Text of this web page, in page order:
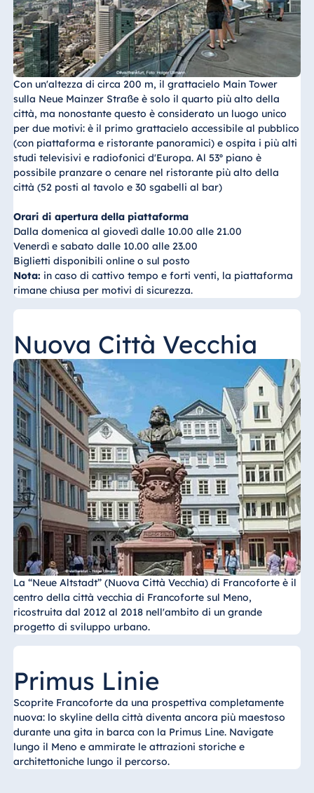
Hotel Plaza
Tirana
Resort Marina
Bay
Bulgaria
Hotel Paradise
Blue Albena
Hotel Amelia
Cina
Hotel Taicang
Garden
Hotel &
Center Taicang
Italia
Resort Calabria
Malta
Antonine Hotel &
Spa Malta
Mauritius
Resort & Spa
Mauritius
Con un'altezza di circa 200 m, il grattacielo Main Tower
sulla Neue Mainzer Straße è solo il quarto più alto della
città, ma nonostante questo è considerato un luogo unico
per due motivi: è il primo grattacielo accessibile al pubblico
(con piattaforma e ristorante panoramici) e ospita i più alti
studi televisivi e radiofonici d'Europa. Al 53º piano è
possibile pranzare o cenare nel ristorante più alto della
città (52 posti al tavolo e 30 sgabelli al bar)
Orari di apertura della piattaforma
Dalla domenica al giovedì dalle 10.00 alle 21.00
Venerdì e sabato dalle 10.00 alle 23.00
Biglietti disponibili online o sul posto
Nota: in caso di cattivo tempo e forti venti, la piattaforma
rimane chiusa per motivi di sicurezza.
Nuova Città Vecchia
La “Neue Altstadt” (Nuova Città Vecchia) di Francoforte è il
centro della città vecchia di Francoforte sul Meno,
ricostruita dal 2012 al 2018 nell'ambito di un grande
progetto di sviluppo urbano.
Primus Linie
Scoprite Francoforte da una prospettiva completamente
nuova: lo skyline della città diventa ancora più maestoso
durante una gita in barca con la Primus Line. Navigate
lungo il Meno e ammirate le attrazioni storiche e
architettoniche lungo il percorso.